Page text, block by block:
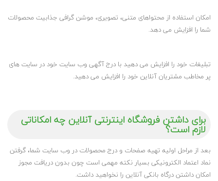
امکان استفاده از محتواهای متنی، تصویری، موشن گرافی جذابیت محصولات
شما را افزایش می دهد.
تبلیغات خود را افزایش می دهید با درج آگهی وب سایت خود در سایت های
پر مخاطب مشتریان آنلاین خود را افزایش می دهید.
برای داشتن فروشگاه اینترنتی آنلاین چه امکاناتی
لازم است؟
بعد از مراحل اولیه تهیه صفحات و درج محصولات در وب سایت شما، گرفتن
نماد اعتماد الکترونیکی بسیار نکته مهمی است چون بدون دریافت مجوز
امکان داشتن درگاه بانکی آنلاین را نخواهید داشت.